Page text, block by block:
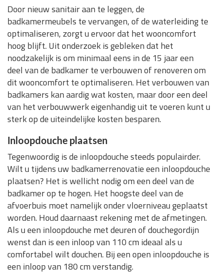
Door nieuw sanitair aan te leggen, de
badkamermeubels te vervangen, of de waterleiding te
optimaliseren, zorgt u ervoor dat het wooncomfort
hoog blijft. Uit onderzoek is gebleken dat het
noodzakelijk is om minimaal eens in de 15 jaar een
deel van de badkamer te verbouwen of renoveren om
dit wooncomfort te optimaliseren. Het verbouwen van
badkamers kan aardig wat kosten, maar door een deel
van het verbouwwerk eigenhandig uit te voeren kunt u
sterk op de uiteindelijke kosten besparen.
Inloopdouche plaatsen
Tegenwoordig is de inloopdouche steeds populairder.
Wilt u tijdens uw badkamerrenovatie een inloopdouche
plaatsen? Het is wellicht nodig om een deel van de
badkamer op te hogen. Het hoogste deel van de
afvoerbuis moet namelijk onder vloerniveau geplaatst
worden. Houd daarnaast rekening met de afmetingen.
Als u een inloopdouche met deuren of douchegordijn
wenst dan is een inloop van 110 cm ideaal als u
comfortabel wilt douchen. Bij een open inloopdouche is
een inloop van 180 cm verstandig.